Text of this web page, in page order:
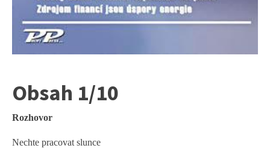
Obsah 1/10
Rozhovor
Nechte pracovat slunce